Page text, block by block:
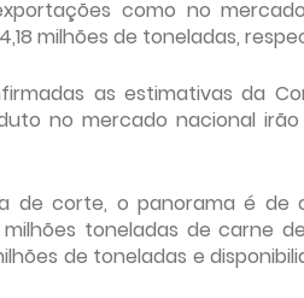
como no
milhões de toneladas,
as estimativas da
no mercado nacional
de corte, o panorama é de
toneladas de carne
de toneladas e